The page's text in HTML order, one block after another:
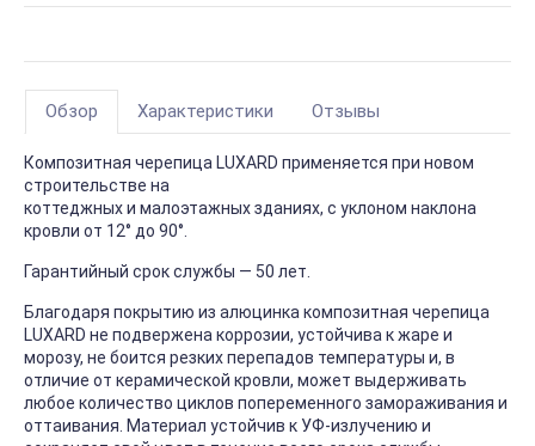
Обзор Характеристики Отзывы
Композитная черепица LUXARD применяется при новом
строительстве на
коттеджных и малоэтажных зданиях, с уклоном наклона
кровли от 12° до 90°.
Гарантийный срок службы — 50 лет.
Благодаря покрытию из алюцинка композитная черепица
LUXARD не подвержена коррозии, устойчива к жаре и
морозу, не боится резких перепадов температуры и, в
отличие от керамической кровли, может выдерживать
любое количество циклов попеременного замораживания и
оттаивания. Материал устойчив к УФ-излучению и